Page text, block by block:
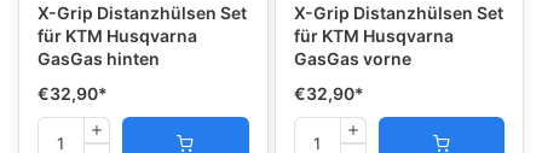
X-Grip Distanzhülsen Set
für KTM Husqvarna
GasGas hinten
€32,90*
X-Grip Distanzhülsen Set
für KTM Husqvarna
GasGas vorne
€32,90*